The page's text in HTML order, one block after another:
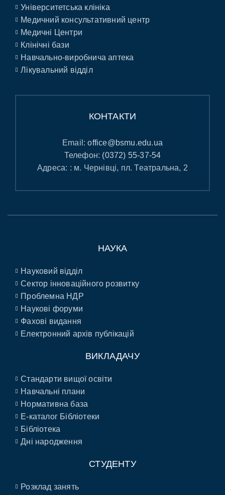
Університетська клініка
Медичний консультативний центр
Медичні Центри
Клінічні бази
Навчально-виробнича аптека
Лікувальний відділ
КОНТАКТИ
Email:office@bsmu.edu.ua
Телефон: (0372) 55-37-54
Адреса: : м. Чернівці, пл. Театральна, 2
НАУКА
Науковий відділ
Сектор інноваційного розвитку
Проблемна НДР
Наукові форуми
Фахові видання
Електронний архів публікацій
ВИКЛАДАЧУ
Стандарти вищої освіти
Навчальні плани
Нормативна база
E-каталог Бібліотеки
Бібліотека
Дні народження
СТУДЕНТУ
Розклад занять